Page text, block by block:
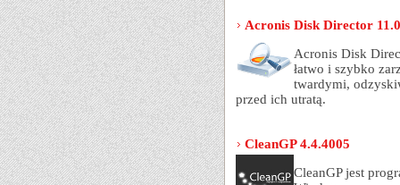
Acronis Disk Director
Acronis Disk
łatwo i szybko
twardymi,
przed ich utratą.
CleanGP 4.4.4005
CleanGP jest